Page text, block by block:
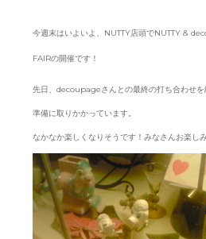
今週末はいよいよ、NUTTY店頭でNUTTY &
FAIRの開催です！
先日、decoupageさんとの最終の打ち合わせを
準備に取りかかっています。
なかなか楽しくなりそうです！みなさんお楽し